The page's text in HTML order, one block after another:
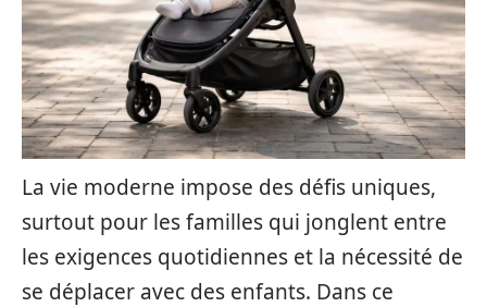
La vie moderne impose des défis uniques,
surtout pour les familles qui jonglent entre
les exigences quotidiennes et la nécessité de
se déplacer avec des enfants. Dans ce